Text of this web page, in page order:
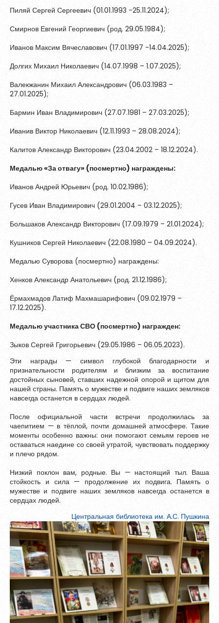
Пиляй Сергей Сергеевич (01.01.1993 -25.11.2024);
Смирнов Евгений Георгиевич (род. 29.05.1984);
Иванов Максим Вячеславович (17.01.1997 -14.04.2025);
Долгих Михаил Николаевич (14.07.1998 – 1.07.2025);
Валекжанин Михаил Александрович (06.03.1983 –
27.01.2025);
Бармин Иван Владимирович (27.07.1981 – 27.03.2025);
Иванив Виктор Николаевич (12.11.1993 – 28.08.2024);
Калитов Александр Викторович (23.04.2002 – 18.12.2024).
Медалью «За отвагу» (посмертно) награждены:
Иванов Андрей Юрьевич (род. 10.02.1986);
Гусев Иван Владимирович (29.01.2004 – 03.12.2025);
Большаков Александр Викторович (17.09.1979 – 21.01.2024);
Кушников Сергей Николаевич (22.08.1980 – 04.09.2024).
Медалью Суворова (посмертно) награждены:
Хенков Александр Анатольевич (род. 21.12.1986);
Ёрмахмадов Латиф Махмашарифович (09.02.1979 –
17.12.2025).
Медалью участника СВО (посмертно) награжден:
Зыков Сергей Григорьевич (29.05.1986 – 06.05.2023).
Эти награды — символ глубокой благодарности и
признательности родителям и близким за воспитание
достойных сыновей, ставших надежной опорой и щитом для
нашей страны. Память о мужестве и подвиге наших земляков
навсегда останется в сердцах людей.
После официальной части встречи продолжилась за
чаепитием — в тёплой, почти домашней атмосфере. Такие
моменты особенно важны: они помогают семьям героев не
оставаться наедине со своей утратой, чувствовать поддержку
и плечо рядом.
Низкий поклон вам, родные. Вы — настоящий тыл. Ваша
стойкость и сила — продолжение их подвига. Память о
мужестве и подвиге наших земляков навсегда останется в
сердцах людей.
Центральная библиотека им. А.С. Пушкина
Пароль должен быть минимум 6 символов и содержать хотя
бы одну строчную букву, одну прописную букву, одну цифру
и один специальный символ.
Обновить
Я согласен на обработкуперсональных данных
Я согласен с
правилами использования материалов,
размещённых на портале.
Зарегистрироваться
Уже зарегистрированы?Войти